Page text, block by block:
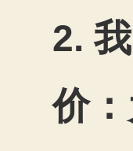
2.
价